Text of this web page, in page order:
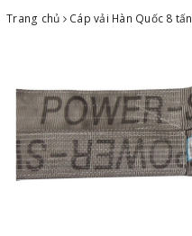
Trang chủ Cáp vải Hàn Quốc 8 tấn